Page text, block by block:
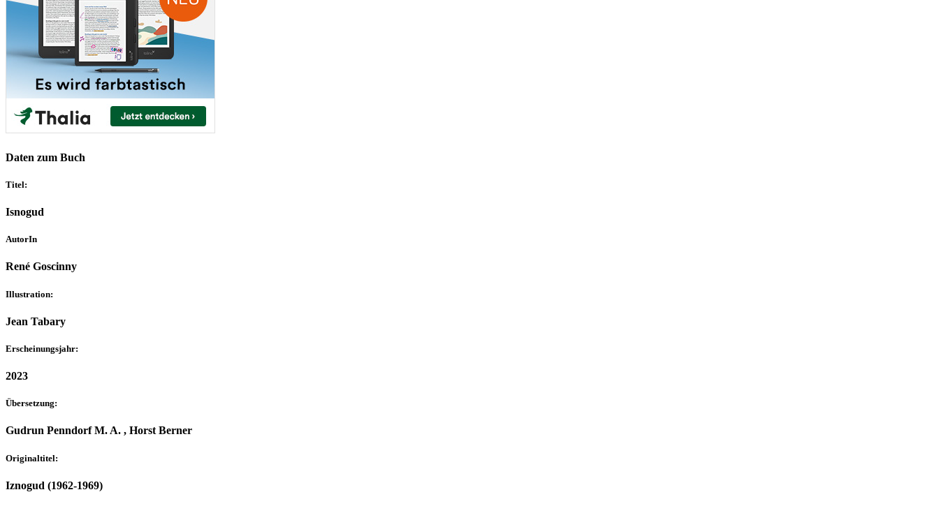
Daten zum Buch
Titel:
Isnogud
AutorIn
René Goscinny
Illustration:
Jean Tabary
Erscheinungsjahr:
2023
Übersetzung:
Gudrun Penndorf M. A. , Horst Berner
Originaltitel:
Iznogud (1962-1969)